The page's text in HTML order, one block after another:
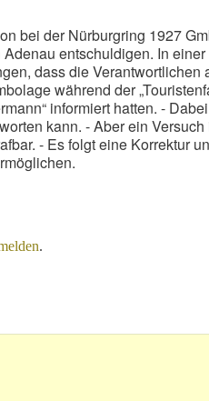
bei der Nürburgring 1927
entschuldigen. In
dass die Verantwortlichen
während der
informiert hatten. -
kann. - Aber ein
- Es folgt eine Korrektur
.